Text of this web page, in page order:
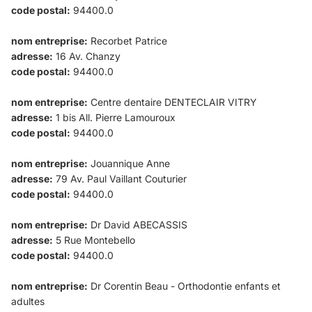
code postal: 94400.0
nom entreprise: Recorbet Patrice
adresse: 16 Av. Chanzy
code postal: 94400.0
nom entreprise: Centre dentaire DENTECLAIR VITRY
adresse: 1 bis All. Pierre Lamouroux
code postal: 94400.0
nom entreprise: Jouannique Anne
adresse: 79 Av. Paul Vaillant Couturier
code postal: 94400.0
nom entreprise: Dr David ABECASSIS
adresse: 5 Rue Montebello
code postal: 94400.0
nom entreprise: Dr Corentin Beau - Orthodontie enfants et
adultes